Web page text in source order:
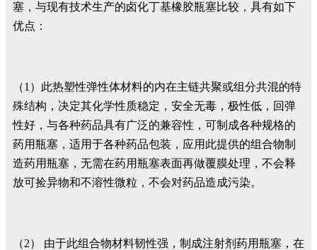
塞，与现有技术生产的卤化丁基橡胶瓶塞比较，具有如下
优点：
（1）此热塑性弹性体材料的内在主链共聚或组分共混的特
殊结构，决定其化学性质稳定，安全无毒，极性低，回弹
性好，与各种药品具有广泛的兼容性，可制成各种规格的
药用瓶塞，适用于各种药品包装，应用此提供的组合物制
造药用瓶塞，无需在药用瓶塞表面再做覆膜处理，不会释
放可捡异物和不溶性微粒，不会对药品造成污染。
（2） 由于此组合物材料韧性强，制成注射剂药用瓶塞，在